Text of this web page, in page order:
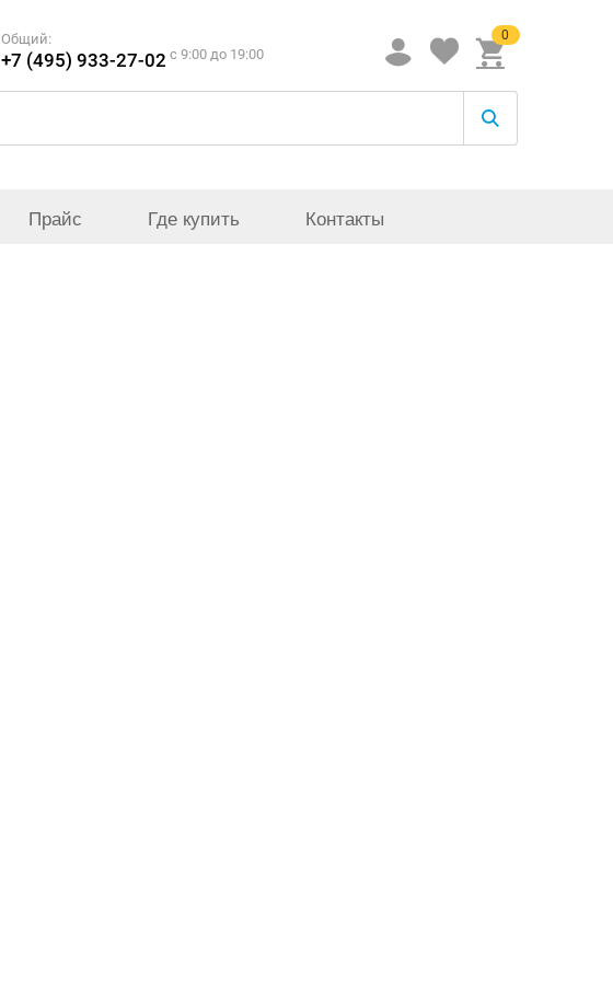
Общий:
+7 (495) 933-27-02 c 9:00 до 19:00
0
Прайс Где купить Контакты